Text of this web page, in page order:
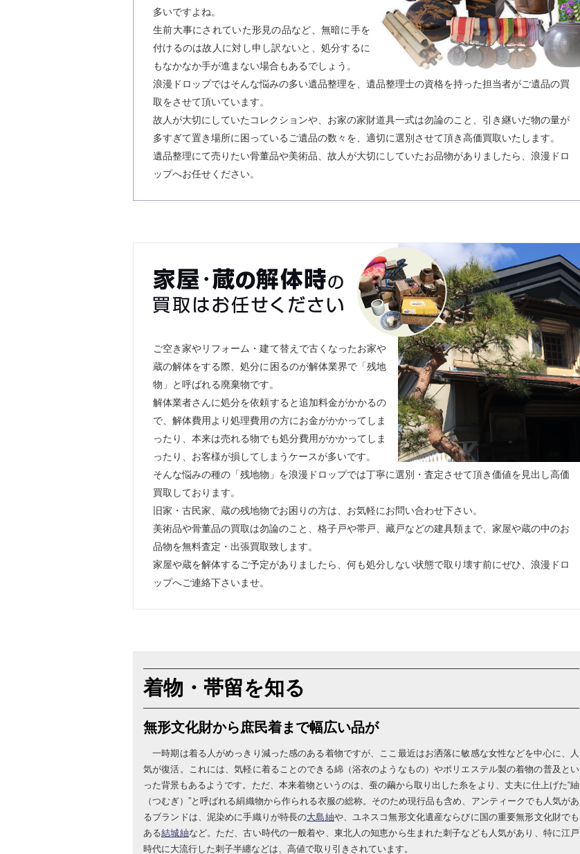
多いですよね。
生前大事にされていた形見の品など、無暗に手を
付けるのは故人に対し申し訳ないと、処分するに
もなかなか手が進まない場合もあるでしょう。
浪漫ドロップではそんな悩みの多い遺品整理を、遺品整理士の資格を持った担当者がご遺品の買
取をさせて頂いています。
故人が大切にしていたコレクションや、お家の家財道具一式は勿論のこと、引き継いだ物の量が
多すぎて置き場所に困っているご遺品の数々を、適切に選別させて頂き高価買取いたします。
遺品整理にて売りたい骨董品や美術品、故人が大切にしていたお品物がありましたら、浪漫ドロ
ップへお任せください。
ご空き家やリフォーム・建て替えで古くなったお家や
蔵の解体をする際、処分に困るのが解体業界で「残地
物」と呼ばれる廃棄物です。
解体業者さんに処分を依頼すると追加料金がかかるの
で、解体費用より処理費用の方にお金がかかってしま
ったり、本来は売れる物でも処分費用がかかってしま
ったり、お客様が損してしまうケースが多いです。
そんな悩みの種の「残地物」を浪漫ドロップでは丁寧に選別・査定させて頂き価値を見出し高価
買取しております。
旧家・古民家、蔵の残地物でお困りの方は、お気軽にお問い合わせ下さい。
美術品や骨董品の買取は勿論のこと、格子戸や帯戸、藏戸などの建具類まで、家屋や蔵の中のお
品物を無料査定・出張買取致します。
家屋や蔵を解体するご予定がありましたら、何も処分しない状態で取り壊す前にぜひ、浪漫ドロ
ップへご連絡下さいませ。
着物・帯留を知る
無形文化財から庶民着まで幅広い品が
一時期は着る人がめっきり減った感のある着物ですが、ここ最近はお洒落に敏感な女性などを中心に、人
気が復活。これには、気軽に着ることのできる綿（浴衣のようなもの）やポリエステル製の着物の普及とい
った背景もあるようです。ただ、本来着物というのは、蚕の繭から取り出した糸をより、丈夫に仕上げた“紬
（つむぎ）”と呼ばれる絹織物から作られる衣服の総称。そのため現行品も含め、アンティークでも人気があ
るブランドは、泥染めに手織りが特長の大島紬や、ユネスコ無形文化遺産ならびに国の重要無形文化財でも
ある結城紬など。ただ、古い時代の一般着や、東北人の知恵から生まれた刺子なども人気があり、特に江戸
時代に大流行した刺子半纏などは、高値で取り引きされています。